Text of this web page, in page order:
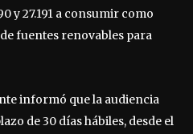
y 27.191 a consumir como
fuentes renovables para
informó que la audiencia
de 30 días hábiles, desde el